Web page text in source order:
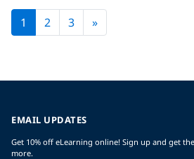
1 2 3 »Next page
EMAIL UPDATES
Get 10% off eLearning online! Sign up and get
more.